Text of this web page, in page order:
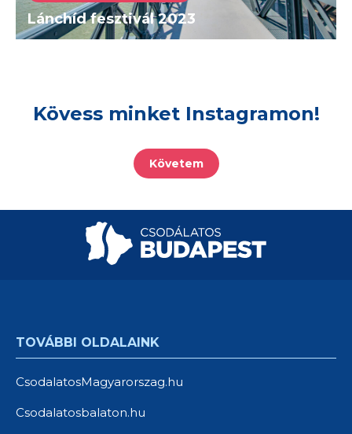
Lánchíd fesztivál 2023
Kövess minket Instagramon!
Követem
TOVÁBBI OLDALAINK
CsodalatosMagyarorszag.hu
Csodalatosbalaton.hu